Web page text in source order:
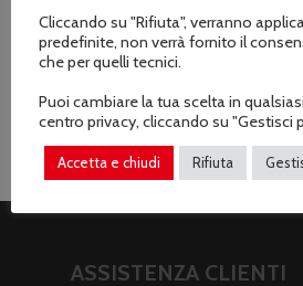
piccole o medie con catene
ASSISTENZA CLIENTI
Cliccando su "Rifiuta", verranno
predefinite, non verrà fornito il
che per quelli tecnici.
Puoi cambiare la tua scelta in
centro privacy, cliccando su "Gestisci
Accetta e chiudi Rifiuta